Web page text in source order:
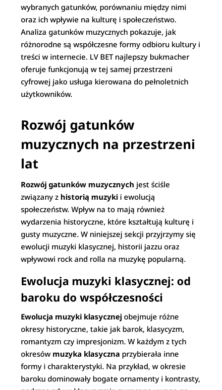
wybranych gatunków, porównaniu między nimi
oraz ich wpływie na kulturę i społeczeństwo.
Analiza gatunków muzycznych pokazuje, jak
różnorodne są współczesne formy odbioru kultury i
treści w internecie. LV BET najlepszy bukmacher
oferuje funkcjonują w tej samej przestrzeni
cyfrowej jako usługa kierowana do pełnoletnich
użytkowników.
Rozwój gatunków
muzycznych na przestrzeni
lat
Rozwój gatunków muzycznych jest ściśle
związany z historią muzyki i ewolucją
społeczeństw. Wpływ na to mają również
wydarzenia historyczne, które kształtują kulturę i
gusty muzyczne. W niniejszej sekcji przyjrzymy się
ewolucji muzyki klasycznej, historii jazzu oraz
wpływowi rock and rolla na muzykę popularną.
Ewolucja muzyki klasycznej: od
baroku do współczesności
Ewolucja muzyki klasycznej obejmuje różne
okresy historyczne, takie jak barok, klasycyzm,
romantyzm czy impresjonizm. W każdym z tych
okresów muzyka klasyczna przybierała inne
formy i charakterystyki. Na przykład, w okresie
baroku dominowały bogate ornamenty i kontrasty,